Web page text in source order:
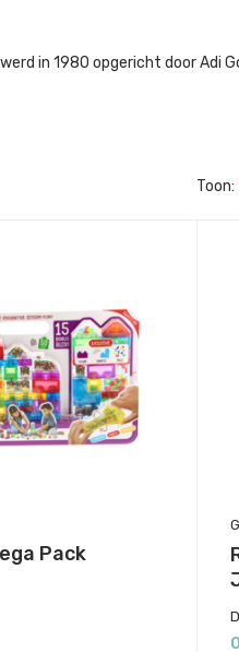
in 1980 opgericht door Adi
Toon:
Pack